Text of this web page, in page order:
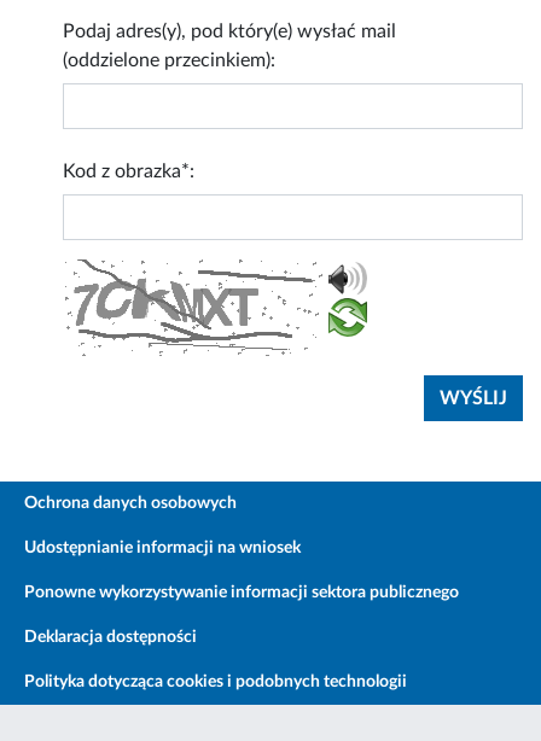
Podaj adres(y), pod który(e) wysłać mail
(oddzielone przecinkiem):
Kod z obrazka*:
Ochrona danych osobowych
Udostępnianie informacji na wniosek
Ponowne wykorzystywanie informacji sektora publicznego
Deklaracja dostępności
Polityka dotycząca cookies i podobnych technologii